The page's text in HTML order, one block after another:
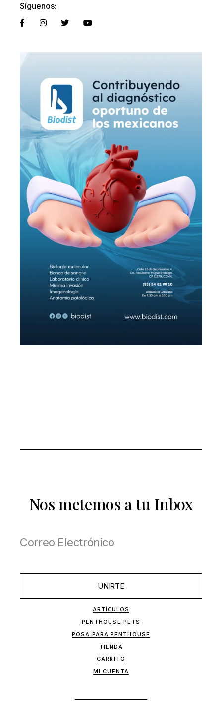
Síguenos:
Nos metemos a tu Inbox
UNIRTE
ARTÍCULOS
PENTHOUSE PETS
POSA PARA PENTHOUSE
TIENDA
CARRITO
MI CUENTA